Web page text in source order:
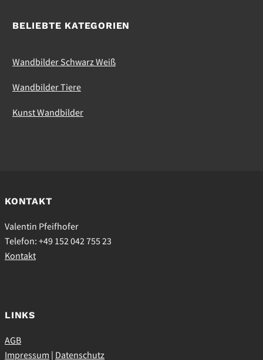
BELIEBTE KATEGORIEN
Wandbilder Schwarz Weiß
Wandbilder Tiere
Kunst Wandbilder
KONTAKT
Valentin Pfeifhofer
Telefon: +49 152 042 755 23
Kontakt
LINKS
AGB
Impressum | Datenschutz